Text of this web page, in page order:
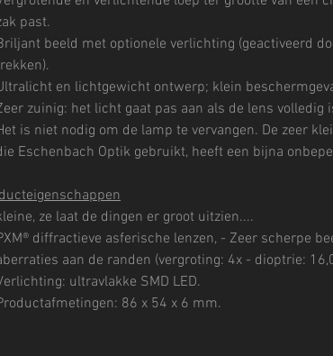
past.
beeld met optionele verlichting (geactiveerd
en lichtgewicht ontwerp; klein
zuinig: het licht gaat pas aan als de lens volledig
is niet nodig om de lamp te vervangen. De zeer
Eschenbach Optik gebruikt, heeft een bijna
ze laat de dingen er groot uitzien....
diffractieve asferische lenzen, - Zeer scherpe
aan de randen (vergroting: 4x - dioptrie:
ultravlakke SMD LED.
86 x 54 x 6 mm.